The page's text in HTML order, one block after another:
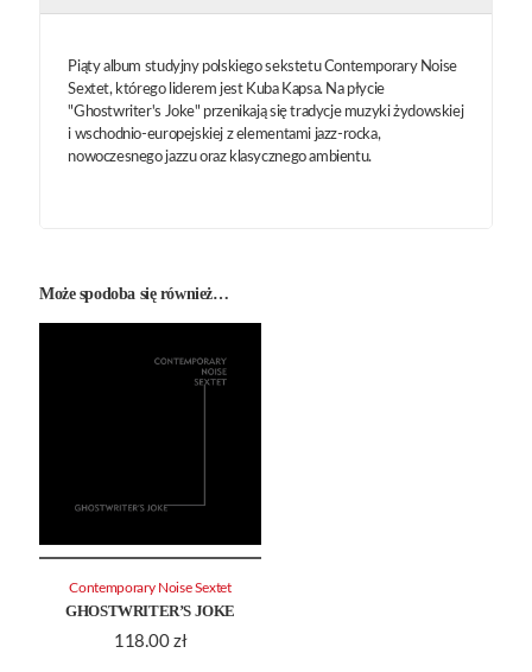
Piąty album studyjny polskiego sekstetu Contemporary Noise
Sextet, którego liderem jest Kuba Kapsa. Na płycie
"Ghostwriter's Joke" przenikają się tradycje muzyki żydowskiej
i wschodnio-europejskiej z elementami jazz-rocka,
nowoczesnego jazzu oraz klasycznego ambientu.
Może spodoba się również…
GHOSTWRITER’S JOKE
118.00 zł
Contemporary Noise Sextet